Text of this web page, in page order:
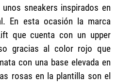
sneakers inspirados en
En esta ocasión la marca
que cuenta con un upper
gracias al color rojo que
con una base elevada en
rosas en la plantilla son el